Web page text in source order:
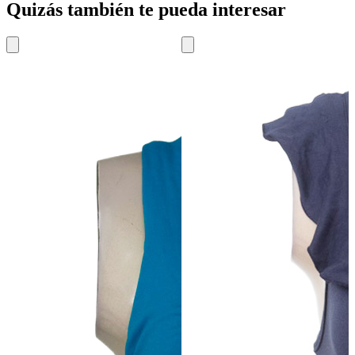
Quizás también te pueda interesar